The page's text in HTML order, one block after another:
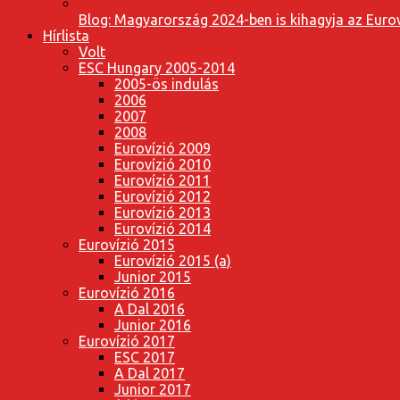
Blog: Magyarország 2024-ben is kihagyja az
Hírlista
Volt
ESC Hungary 2005-2014
2005-ös indulás
2006
2007
2008
Eurovízió 2009
Eurovízió 2010
Eurovízió 2011
Eurovízió 2012
Eurovízió 2013
Eurovízió 2014
Eurovízió 2015
Eurovízió 2015 (a)
Junior 2015
Eurovízió 2016
A Dal 2016
Junior 2016
Eurovízió 2017
ESC 2017
A Dal 2017
Junior 2017